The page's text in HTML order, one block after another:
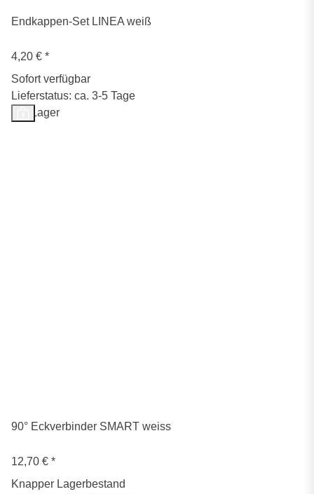
Endkappen-Set LINEA weiß
4,20 € *
Sofort verfügbar
Lieferstatus: ca. 3-5 Tage
Auf Lager
90° Eckverbinder SMART weiss
12,70 € *
Knapper Lagerbestand